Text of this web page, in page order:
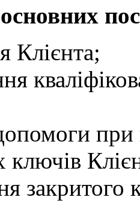
Клієнта;
при
ключів